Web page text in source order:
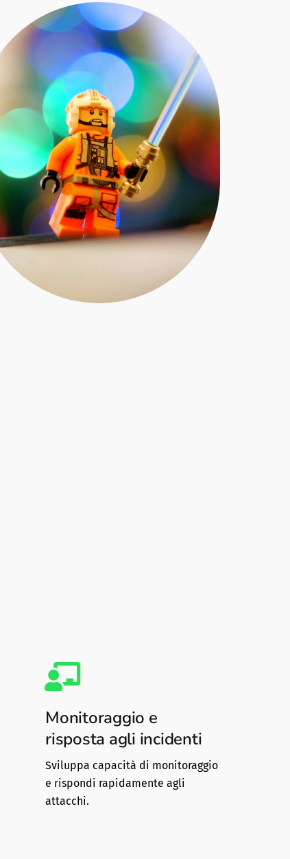
Monitoraggio e
risposta agli incidenti
Sviluppa capacità di monitoraggio
e rispondi rapidamente agli
attacchi.